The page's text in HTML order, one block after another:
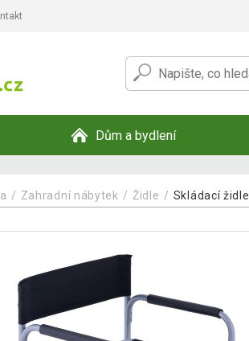
Dům a bydlení
Zahradní nábytek Židle Skládací židle